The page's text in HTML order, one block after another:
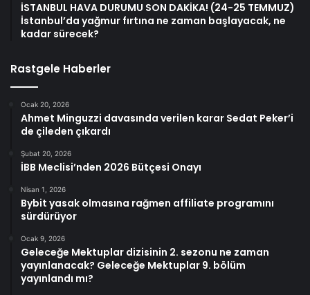
İSTANBUL HAVA DURUMU SON DAKİKA! (24-25 TEMMUZ)
İstanbul’da yağmur fırtına ne zaman başlayacak, ne
kadar sürecek?
Rastgele Haberler
Ocak 20, 2026
Ahmet Minguzzi davasında verilen karar Sedat Peker’i
de çileden çıkardı
Şubat 20, 2026
İBB Meclisi’nden 2026 Bütçesi Onayı
Nisan 1, 2026
Bybit yasak olmasına rağmen affiliate programını
sürdürüyor
Ocak 9, 2026
Geleceğe Mektuplar dizisinin 2. sezonu ne zaman
yayınlanacak? Geleceğe Mektuplar 9. bölüm
yayınlandı mı?